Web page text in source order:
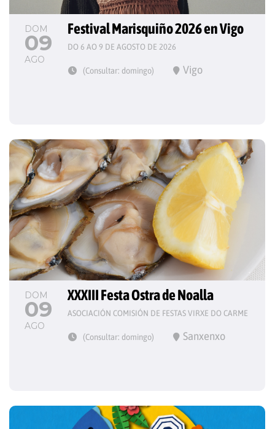
DOM
09
AGO
Festival Marisquiño 2026 en Vigo
DO 6 AO 9 DE AGOSTO DE 2026
(Consultar: domingo) Vigo
DOM
09
AGO
XXXIII Festa Ostra de Noalla
ASOCIACIÓN COMISIÓN DE FESTAS VIRXE DO CARME
(Consultar: domingo) Sanxenxo